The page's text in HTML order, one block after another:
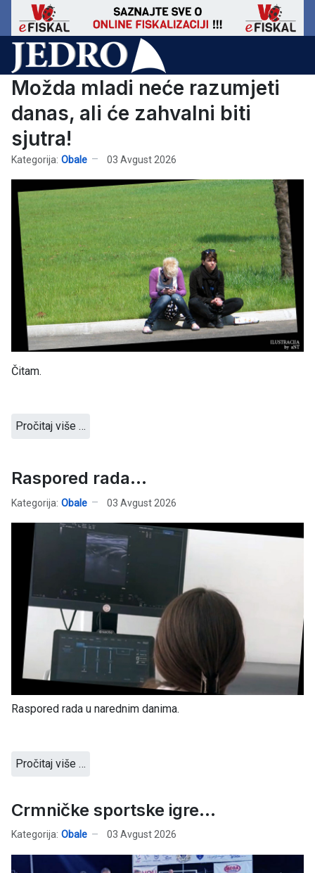
Možda mladi neće razumjeti
danas, ali će zahvalni biti
sjutra!
Kategorija: Obale 03 Avgust 2026
Čitam.
Pročitaj više …
Raspored rada...
Kategorija: Obale 03 Avgust 2026
Raspored rada u narednim danima.
Pročitaj više …
Crmničke sportske igre…
Kategorija: Obale 03 Avgust 2026